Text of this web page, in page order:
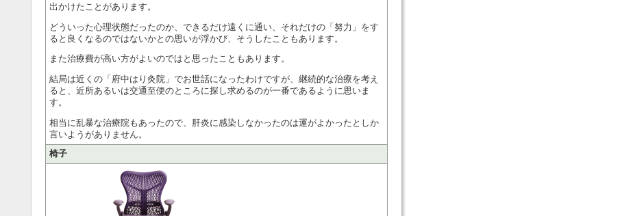
出かけたことがあります。
どういった心理状態だったのか、できるだけ遠くに通い、それだけの「努力」をす
ると良くなるのではないかとの思いが浮かび、そうしたこともあります。
また治療費が高い方がよいのではと思ったこともあります。
結局は近くの「府中はり灸院」でお世話になったわけですが、継続的な治療を考え
ると、近所あるいは交通至便のところに探し求めるのが一番であるように思いま
す。
相当に乱暴な治療院もあったので、肝炎に感染しなかったのは運がよかったとしか
言いようがありません。
椅子